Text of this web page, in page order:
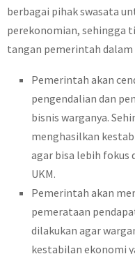
berbagai pihak swasata
perekonomian, sehingga
tangan pemerintah
Pemerintah akan
pengendalian dan
bisnis warganya.
menghasilkan
agar bisa lebih fokus
UKM.
Pemerintah akan
pemerataan
dilakukan agar
kestabilan ekonomi